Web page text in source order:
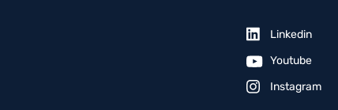
Linkedin
Youtube
Instagram